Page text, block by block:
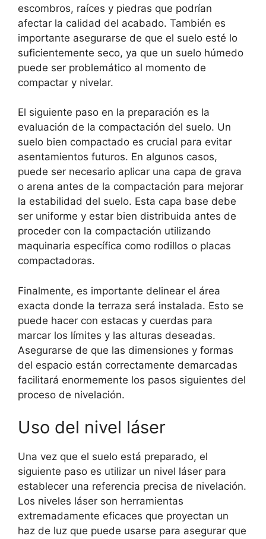
escombros, raíces y piedras que podrían
afectar la calidad del acabado. También es
importante asegurarse de que el suelo esté lo
suficientemente seco, ya que un suelo húmedo
puede ser problemático al momento de
compactar y nivelar.
El siguiente paso en la preparación es la
evaluación de la compactación del suelo. Un
suelo bien compactado es crucial para evitar
asentamientos futuros. En algunos casos,
puede ser necesario aplicar una capa de grava
o arena antes de la compactación para mejorar
la estabilidad del suelo. Esta capa base debe
ser uniforme y estar bien distribuida antes de
proceder con la compactación utilizando
maquinaria específica como rodillos o placas
compactadoras.
Finalmente, es importante delinear el área
exacta donde la terraza será instalada. Esto se
puede hacer con estacas y cuerdas para
marcar los límites y las alturas deseadas.
Asegurarse de que las dimensiones y formas
del espacio están correctamente demarcadas
facilitará enormemente los pasos siguientes del
proceso de nivelación.
Uso del nivel láser
Una vez que el suelo está preparado, el
siguiente paso es utilizar un nivel láser para
establecer una referencia precisa de nivelación.
Los niveles láser son herramientas
extremadamente eficaces que proyectan un
haz de luz que puede usarse para asegurar que